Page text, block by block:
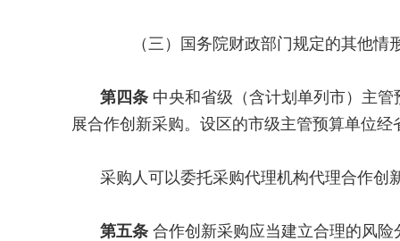
（三）国务院财政部门规定的其他情
第四条 中央和省级（含计划单列市）主
展合作创新采购。设区的市级主管预算单位
采购人可以委托采购代理机构代理合作创
第五条 合作创新采购应当建立合理的风